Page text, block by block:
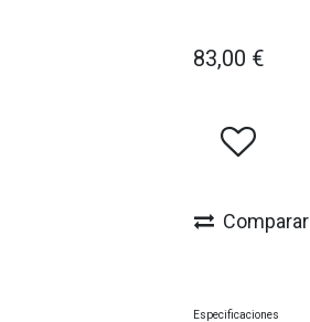
83,00 €
Comparar
Especificaciones